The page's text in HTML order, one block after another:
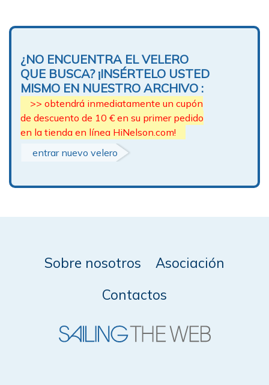
¿NO ENCUENTRA EL VELERO
QUE BUSCA? ¡INSÉRTELO USTED
MISMO EN NUESTRO ARCHIVO :
>> obtendrá inmediatamente un cupón
de descuento de 10 € en su primer pedido
en la tienda en línea HiNelson.com!
entrar nuevo velero
Sobre nosotros
Asociación
Contactos